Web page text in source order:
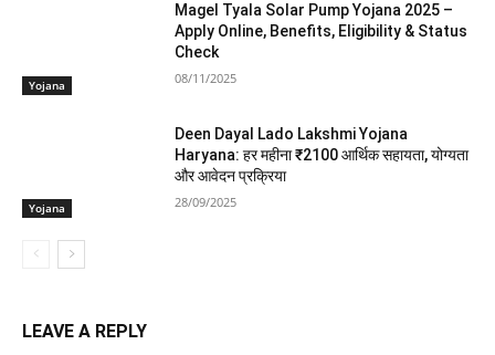
Yojana
Magel Tyala Solar Pump Yojana 2025 –
Apply Online, Benefits, Eligibility & Status
Check
08/11/2025
Yojana
Deen Dayal Lado Lakshmi Yojana
Haryana: हर महीना ₹2100 आर्थिक सहायता, योग्यता
और आवेदन प्रक्रिया
28/09/2025
LEAVE A REPLY